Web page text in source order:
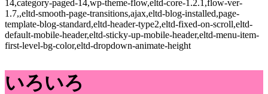
14,category-paged-14,wp-theme-flow,eltd-core-1.2.1,flow-ver-
1.7,,eltd-smooth-page-transitions,ajax,eltd-blog-installed,page-
template-blog-standard,eltd-header-type2,eltd-fixed-on-scroll,eltd-
default-mobile-header,eltd-sticky-up-mobile-header,eltd-menu-item-
first-level-bg-color,eltd-dropdown-animate-height
いろいろ